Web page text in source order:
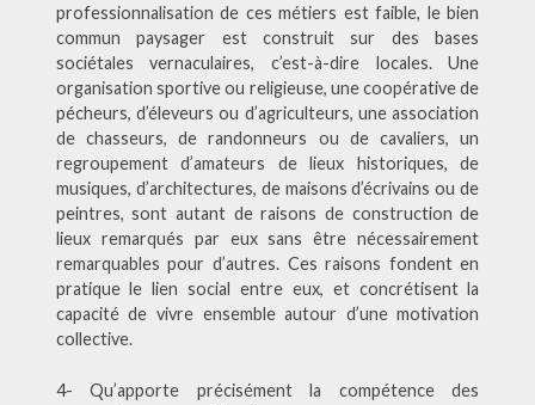
professionnalisation de ces métiers est faible, le bien
commun paysager est construit sur des bases
sociétales vernaculaires, c’est-à-dire locales. Une
organisation sportive ou religieuse, une coopérative de
pécheurs, d’éleveurs ou d’agriculteurs, une association
de chasseurs, de randonneurs ou de cavaliers, un
regroupement d’amateurs de lieux historiques, de
musiques, d’architectures, de maisons d’écrivains ou de
peintres, sont autant de raisons de construction de
lieux remarqués par eux sans être nécessairement
remarquables pour d’autres. Ces raisons fondent en
pratique le lien social entre eux, et concrétisent la
capacité de vivre ensemble autour d’une motivation
collective.
4- Qu’apporte précisément la compétence des